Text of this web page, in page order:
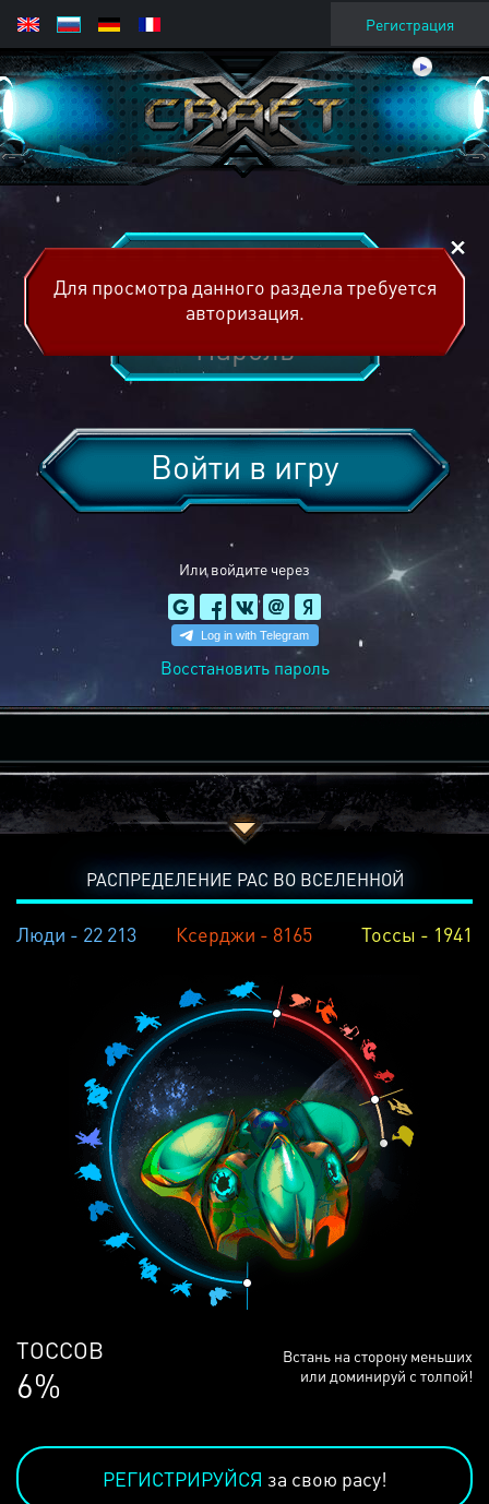
Регистрация
Или войдите через
Войти в игру
Восстановить пароль
Для просмотра данного раздела требуется
авторизация.
РАСПРЕДЕЛЕНИЕ РАС ВО ВСЕЛЕННОЙ
Люди - 22 213 Ксерджи - 8165 Тоссы - 1941
ЛЮДЕЙ
68%
Встань на сторону меньших
или доминируй с толпой!
РЕГИСТРИРУЙСЯ за свою расу!